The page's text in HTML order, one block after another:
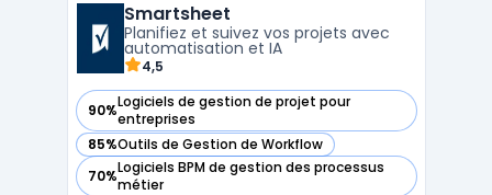
Smartsheet
Planifiez et suivez vos projets avec
automatisation et IA
4,5
90%Logiciels de gestion de projet pour
entreprises
— voir Smartsheet dans cette catégorie
85%Outils de Gestion de Workflow
— voir Smartsheet dans cette catégorie
70%Logiciels BPM de gestion des processus
métier
— voir Smartsheet dans cette catégorie